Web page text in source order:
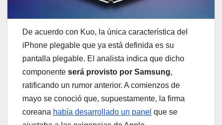
De acuerdo con Kuo, la única característica del
iPhone plegable que ya está definida es su
pantalla plegable. El analista indica que dicho
componente será provisto por Samsung,
ratificando un rumor anterior. A comienzos de
mayo se conoció que, supuestamente, la firma
coreana había desarrollado un panel que se